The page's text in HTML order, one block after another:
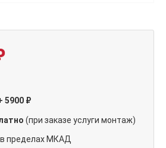
5900 ₽
(при заказе услуги монтаж)
в пределах МКАД